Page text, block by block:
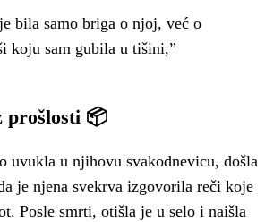
bila samo briga o njoj, već o
koju sam gubila u tišini,”
prošlosti 📦
uvukla u njihovu svakodnevicu, došla
je njena svekrva izgovorila reči koje
Posle smrti, otišla je u selo i naišla